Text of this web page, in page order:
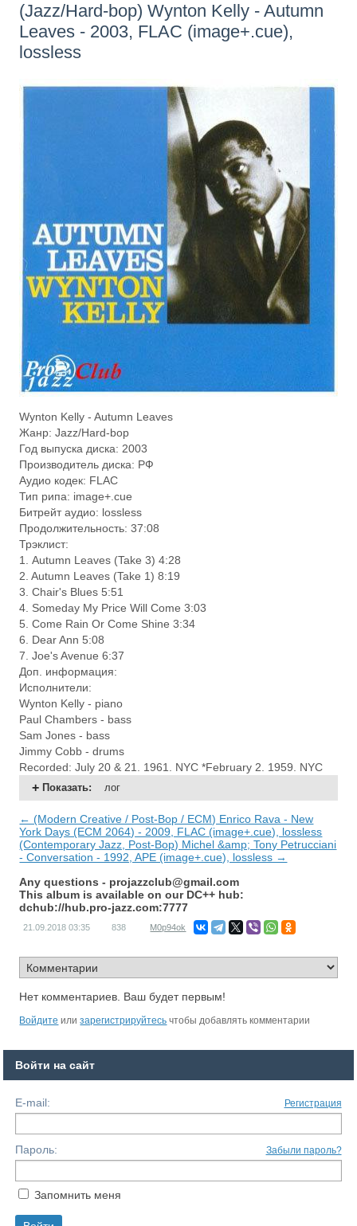
(Jazz/Hard-bop) Wynton Kelly - Autumn
Leaves - 2003, FLAC (image+.cue),
lossless
Wynton Kelly - Autumn Leaves
Жанр: Jazz/Hard-bop
Год выпуска диска: 2003
Производитель диска: РФ
Аудио кодек: FLAC
Тип рипа: image+.cue
Битрейт аудио: lossless
Продолжительность: 37:08
Трэклист:
1. Autumn Leaves (Take 3) 4:28
2. Autumn Leaves (Take 1) 8:19
3. Chair's Blues 5:51
4. Someday My Price Will Come 3:03
5. Come Rain Or Come Shine 3:34
6. Dear Ann 5:08
7. Joe's Avenue 6:37
Доп. информация:
Исполнители:
Wynton Kelly - piano
Paul Chambers - bass
Sam Jones - bass
Jimmy Cobb - drums
Recorded: July 20 & 21. 1961. NYC *February 2. 1959. NYC
Показать: лог
← (Modern Creative / Post-Bop / ECM) Enrico Rava - New
York Days (ECM 2064) - 2009, FLAC (image+.cue), lossless
(Contemporary Jazz, Post-Bop) Michel &amp; Tony Petrucciani
- Conversation - 1992, APE (image+.cue), lossless →
Any questions - projazzclub@gmail.com
This album is available on our DC++ hub:
dchub://hub.pro-jazz.com:7777
21.09.2018 03:35 838 M0p94ok
Нет комментариев. Ваш будет первым!
Войдите илизарегистрируйтесь чтобы добавлять комментарии
Войти на сайт
E-mail: Регистрация
Пароль: Забыли пароль?
Запомнить меня